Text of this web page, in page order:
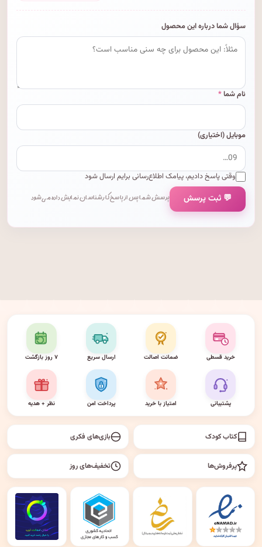
سؤال شما درباره این محصول
نام شما*
موبایل (اختیاری)
وقتی پاسخ دادیم، پیامک اطلاع‌رسانی برایم ارسال شود
💬 ثبت پرسش پرسش شما پس از پاسخ کارشناسان نمایش داده می‌شود.
خرید قسطی ضمانت اصالت ارسال سریع ۷ روز بازگشت
پشتیبانی امتیاز با خرید پرداخت امن نظر + هدیه
کتاب کودک بازی‌های فکری
پرفروش‌ها تخفیف‌های روز